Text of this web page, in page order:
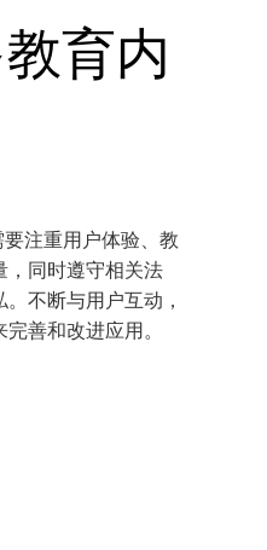
育内
注重用户体验、教
，同时遵守相关法
不断与用户互动，
善和改进应用。